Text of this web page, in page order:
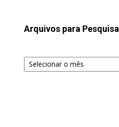
Arquivos para Pesquisa
Arquivos
para